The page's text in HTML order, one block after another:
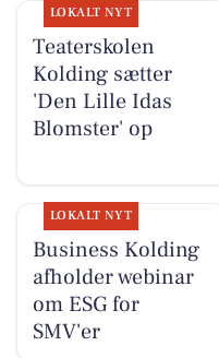
LOKALT NYT
Teaterskolen
Kolding sætter
'Den Lille Idas
Blomster' op
LOKALT NYT
Business Kolding
afholder webinar
om ESG for
SMV'er